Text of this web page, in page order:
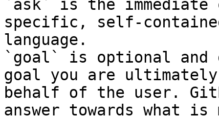
`ask` is the
specific, self-
language.
`goal` is optional and
goal you are
behalf of the user.
answer towards what